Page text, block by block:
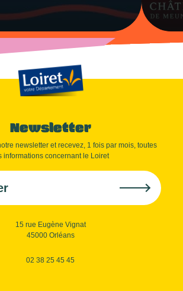
Newsletter
newsletter et recevez, 1 fois par mois, toutes
informations concernant le Loiret
15 rue Eugène Vignat
45000 Orléans
02 38 25 45 45